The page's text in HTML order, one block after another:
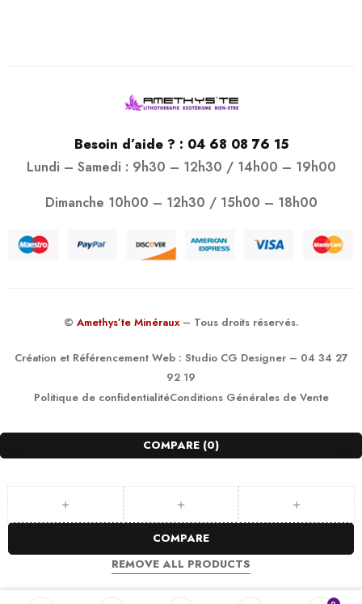
Besoin d’aide ? : 04 68 08 76 15
Lundi – Samedi : 9h30 – 12h30 / 14h00 – 19h00
Dimanche 10h00 – 12h30 / 15h00 – 18h00
© Amethys’te Minéraux – Tous droits réservés.
Création et Référencement Web : Studio CG Designer– 04 34 27
92 19
Politique de confidentialitéConditions Générales de Vente
COMPARE (0)
COMPARE
REMOVE ALL PRODUCTS